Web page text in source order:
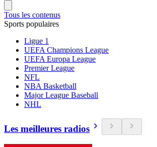
Tous les contenus
Sports populaires
Ligue 1
UEFA Champions League
UEFA Europa League
Premier League
NFL
NBA Basketball
Major League Baseball
NHL
Les meilleures radios